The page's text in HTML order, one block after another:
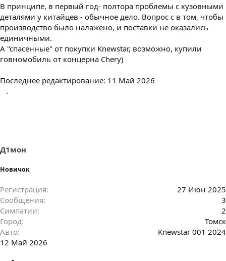
В принципе, в первый год- полтора проблемы с кузовными
деталями у китайцев - обычное дело. Вопрос с в том, чтобы
производство было налажено, и поставки не оказались
единичными.
А "спасенные" от покупки Knewstar, возможно, купили
говномобиль от концерна Chery)
Последнее редактирование: 11 Май 2026
Д1мон
Новичок
Регистрация
27 Июн 2025
Сообщения
3
Симпатии
2
Город
Томск
Авто
Knewstar 001 2024
12 Май 2026